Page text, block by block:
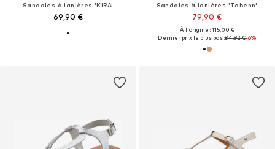
Sandales à lanières 'KIRA'
69,90 €
Sandales à lanières 'Tabenn'
79,90 €
À l'origine : 115,00 €
Dernier prix le plus bas :84,92 €-6%